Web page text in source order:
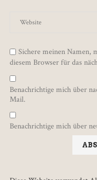
Sichere meinen Namen,
diesem Browser für das
Benachrichtige mich über
Mail.
Benachrichtige mich über